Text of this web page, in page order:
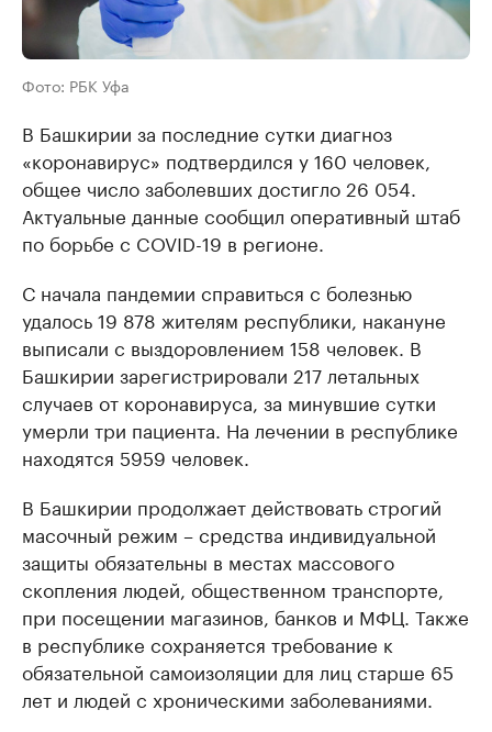
Фото: РБК Уфа
В Башкирии за последние сутки диагноз
«коронавирус» подтвердился у 160 человек,
общее число заболевших достигло 26 054.
Актуальные данные сообщил оперативный штаб
по борьбе с COVID-19 в регионе.
С начала пандемии справиться с болезнью
удалось 19 878 жителям республики, накануне
выписали с выздоровлением 158 человек. В
Башкирии зарегистрировали 217 летальных
случаев от коронавируса, за минувшие сутки
умерли три пациента. На лечении в республике
находятся 5959 человек.
В Башкирии продолжает действовать строгий
масочный режим – средства индивидуальной
защиты обязательны в местах массового
скопления людей, общественном транспорте,
при посещении магазинов, банков и МФЦ. Также
в республике сохраняется требование к
обязательной самоизоляции для лиц старше 65
лет и людей с хроническими заболеваниями.